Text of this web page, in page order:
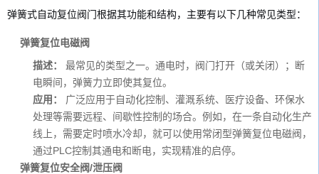
弹簧式自动复位阀门根据其功能和结构，主要有以下几种常见类型：
弹簧复位电磁阀
描述：
最常见的类型之一。通电时，阀门打开（或关闭）；断
电瞬间，弹簧力立即使其复位。
应用：
广泛应用于自动化控制、灌溉系统、医疗设备、环保水
处理等需要远程、间歇性控制的场合。例如，在一条自动化生产
线上，需要定时喷水冷却，就可以使用常闭型弹簧复位电磁阀，
通过PLC控制其通电和断电，实现精准的启停。
弹簧复位安全阀/泄压阀